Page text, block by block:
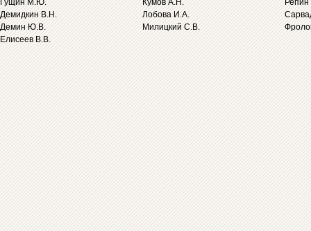
Гущин М.Ю.
Демидкин В.Н.
Демин Ю.В.
Елисеев В.В.
Кумов А.Н.
Лобова И.А.
Милицкий С.В.
Репин